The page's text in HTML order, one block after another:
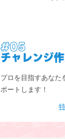
#05
チャレンジ
プロを目指すあなた
ポートします！